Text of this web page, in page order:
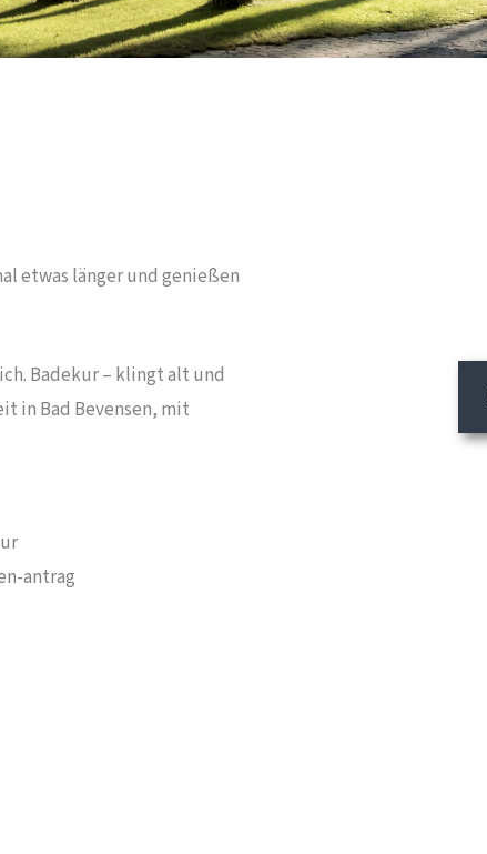
etwas länger und genießen
Badekur – klingt alt und
in Bad Bevensen, mit
antrag